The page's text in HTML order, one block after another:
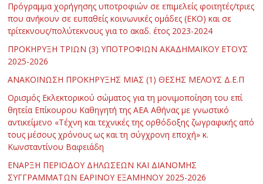
Πρόγραμμα χορήγησης υποτροφιών σε επιμελείς φοιτητές/τριες
που ανήκουν σε ευπαθείς κοινωνικές ομάδες (ΕΚΟ) και σε
τρίτεκνους/πολύτεκνους για το ακαδ. έτος 2023-2024
ΠΡΟΚΗΡΥΞΗ ΤΡΙΩΝ (3) ΥΠΟΤΡΟΦΙΩΝ ΑΚΑΔΗΜΑΪΚΟΥ ΕΤΟΥΣ
2025-2026
ΑΝΑΚΟΙΝΩΣΗ ΠΡΟΚΗΡΥΞΗΣ ΜΙΑΣ (1) ΘΕΣΗΣ ΜΕΛΟΥΣ Δ.Ε.Π
Ορισμός Εκλεκτορικού σώματος για τη μονιμοποίηση του επί
θητεία Επίκουρου Καθηγητή της ΑΕΑ Αθήνας με γνωστικό
αντικείμενο «Τέχνη και τεχνικές της ορθόδοξης ζωγραφικής από
τους μέσους χρόνους ως και τη σύγχρονη εποχή» κ.
Κωνσταντίνου Βαφειάδη
ΕΝΑΡΞΗ ΠΕΡΙΟΔΟΥ ΔΗΛΩΣΕΩΝ ΚΑΙ ΔΙΑΝΟΜΗΣ
ΣΥΓΓΡΑΜΜΑΤΩΝ ΕΑΡΙΝΟΥ ΕΞΑΜΗΝΟΥ 2025-2026